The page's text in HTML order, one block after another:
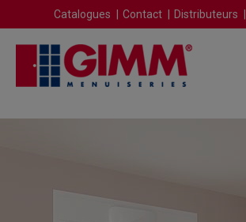
Catalogues Contact Distributeurs